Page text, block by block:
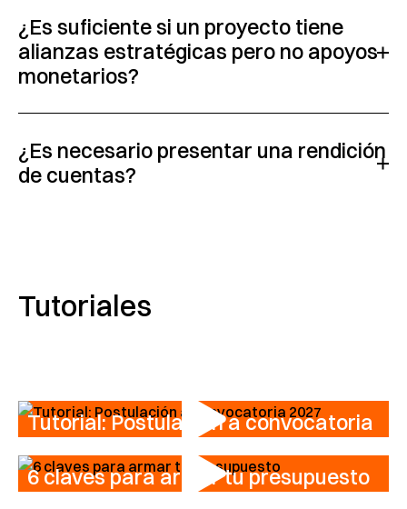
¿Es suficiente si un proyecto tiene
alianzas estratégicas pero no apoyos
monetarios?
¿Es necesario presentar una rendición
de cuentas?
Tutoriales
Tutorial: Postulación a convocatoria
6 claves para armar tu presupuesto